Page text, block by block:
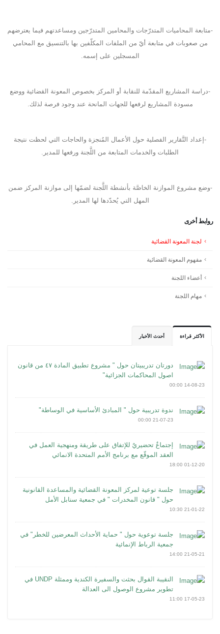
-متابعة المحاميات المتدرّجات والمحامين المتدرّجين ومساعدتهم فيما يعترضهم
من صعوبات في متابعة أيّ من الملفات المكلّفين بها بالتنسيق مع المحامي
المسجلين على إسمه.
-دراسة المشاريع المقدّمة للنقابة أو المركز بخصوص المعونة القضائية ووضع
مسودة المشاريع لرفعها للجهات المانحة عند وجود فرصة لذلك.
-إعداد التَّقارير الفصلية حول الأعمال المُنجزة والحاجات التي لحظت نتيجة
الطلبات والخدمات المتابعة من اللَّجنة ورفعها للمدير.
-وضع مشروع الموازنة الخاصَّة بأنشطة اللَّجنة لضمّها إلى موازنة المركز ضمن
المهل التي يُحدّدها لها المدير.
روابط أخرى
لجنة المعونة القضائية
مفهوم المعونة القضائية
أعضاء اللجنة
مهام اللجنة
الأكثر قراءة أحدث الأخبار
دورتان تدريبيتان حول " مشروع تطبيق المادة ٤٧ من قانون
اصول المحاكمات الجزائية"
14-08-23 00:00
ندوة تدريبية حول " المبادئ الأساسية في الوساطة"
21-07-23 00:00
إجتماعٌ تحضيريٌ للإتفاق على طريقة ومنهجية العمل في
العقد الموقّع مع برنامج الأمم المتحدة الانمائي
01-12-20 18:00
جلسة توعية لمركز المعونة القضائية والمساعدة القانونية
حول " قانون المخدرات " في جمعية سنابل الأمل
21-01-22 10:30
جلسة توعوية حول " حماية الأحداث المعرضين للخطر" في
جمعية الرباط الإنمائية
21-05-21 14:00
النقيبة القوال بحثت والسفيرة الكندية وممثلة UNDP في
تطوير مشروع الوصول الى العدالة
17-05-23 11:00